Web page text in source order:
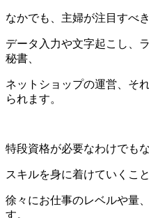
なかでも、主婦が注目すべ
データ入力や文字起こし、
秘書、
ネットショップの運営、そ
られます。
特段資格が必要なわけでも
スキルを身に着けていくこ
徐々にお仕事のレベルや量
す。